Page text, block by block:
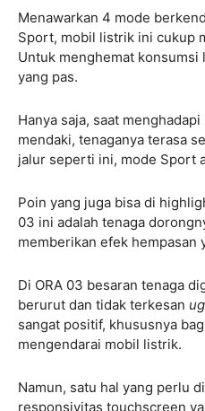
Menawarkan 4 mode
Sport, mobil listrik ini cukup
Untuk menghemat
yang pas.
Hanya saja, saat
mendaki, tenaganya terasa
jalur seperti ini, mode Sport
Poin yang juga bisa di
03 ini adalah tenaga
memberikan efek hempasan
Di ORA 03 besaran tenaga
berurut dan tidak terkesan
sangat positif, khususnya
mengendarai mobil listrik.
Namun, satu hal yang perlu
responsivitas touchscreen